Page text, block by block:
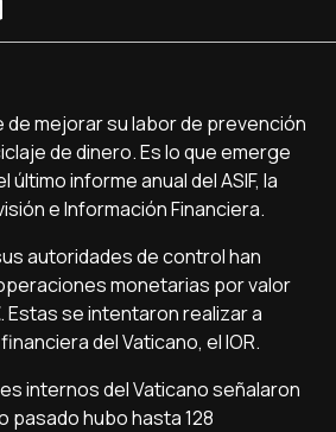
de mejorar su labor de prevención
de dinero. Es lo que emerge
último informe anual del ASIF, la
e Información Financiera.
autoridades de control han
monetarias por valor
Estas se intentaron realizar a
del Vaticano, el IOR.
internos del Vaticano señalaron
pasado hubo hasta 128